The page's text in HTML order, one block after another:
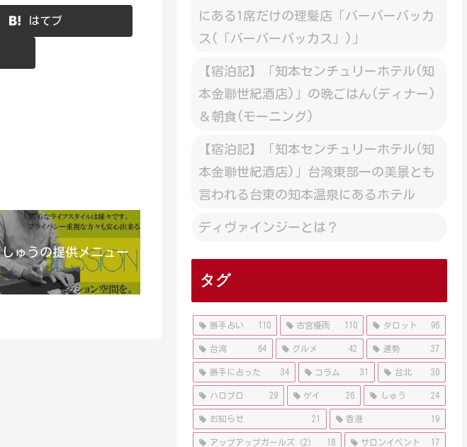
はてブ
しゅうの提供メニュー
にある1席だけの理髪店「バーバーバッカ
ス(「バーバーバッカス」)」
【宿泊記】「知本センチュリーホテル(知
本金聯世紀酒店)」の晩ごはん(ディナー)
＆朝食(モーニング)
【宿泊記】「知本センチュリーホテル(知
本金聯世紀酒店)」台湾東部一の美景とも
言われる台東の知本温泉にあるホテル
ディヴァインジーとは？
タグ
勝手占い 110 古宮優雨 110 タロット 96
台湾 64 グルメ 42 運勢 37
勝手に占った 34 コラム 31 台北 30
ハロプロ 29 ゲイ 26 しゅう 24
お知らせ 21 香港 19
アップアップガールズ（2） 18 サロンイベント 17